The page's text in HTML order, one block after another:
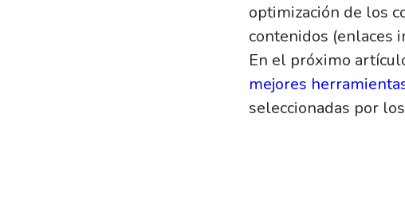
optimización de los
contenidos (enlaces
En el próximo
mejores
seleccionadas por